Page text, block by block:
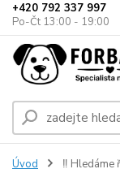
+420 792 337 997
Po-Čt 13:00 - 19:00
Úvod ‼️ Hledáme